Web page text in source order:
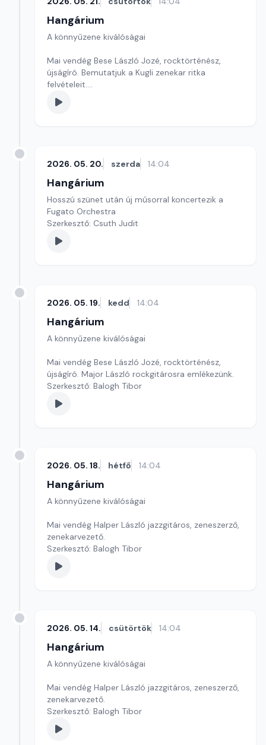
Hangárium
A könnyűzene kiválóságai
Mai vendég Bese László Jozé, rocktörténész,
újságíró. Bemutatjuk a Kugli zenekar ritka
felvételeit.
Szerkesztő: Balogh Tibor
2026. 05. 20. szerda 14:04
Hangárium
Hosszú szünet után új műsorral koncertezik a
Fugato Orchestra
Szerkesztő: Csuth Judit
2026. 05. 19. kedd 14:04
Hangárium
A könnyűzene kiválóságai
Mai vendég Bese László Jozé, rocktörténész,
újságíró. Major László rockgitárosra emlékezünk.
Szerkesztő: Balogh Tibor
2026. 05. 18. hétfő 14:04
Hangárium
A könnyűzene kiválóságai
Mai vendég Halper László jazzgitáros, zeneszerző,
zenekarvezető.
Szerkesztő: Balogh Tibor
2026. 05. 14. csütörtök 14:04
Hangárium
A könnyűzene kiválóságai
Mai vendég Halper László jazzgitáros, zeneszerző,
zenekarvezető.
Szerkesztő: Balogh Tibor